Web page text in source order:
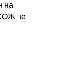
на
не